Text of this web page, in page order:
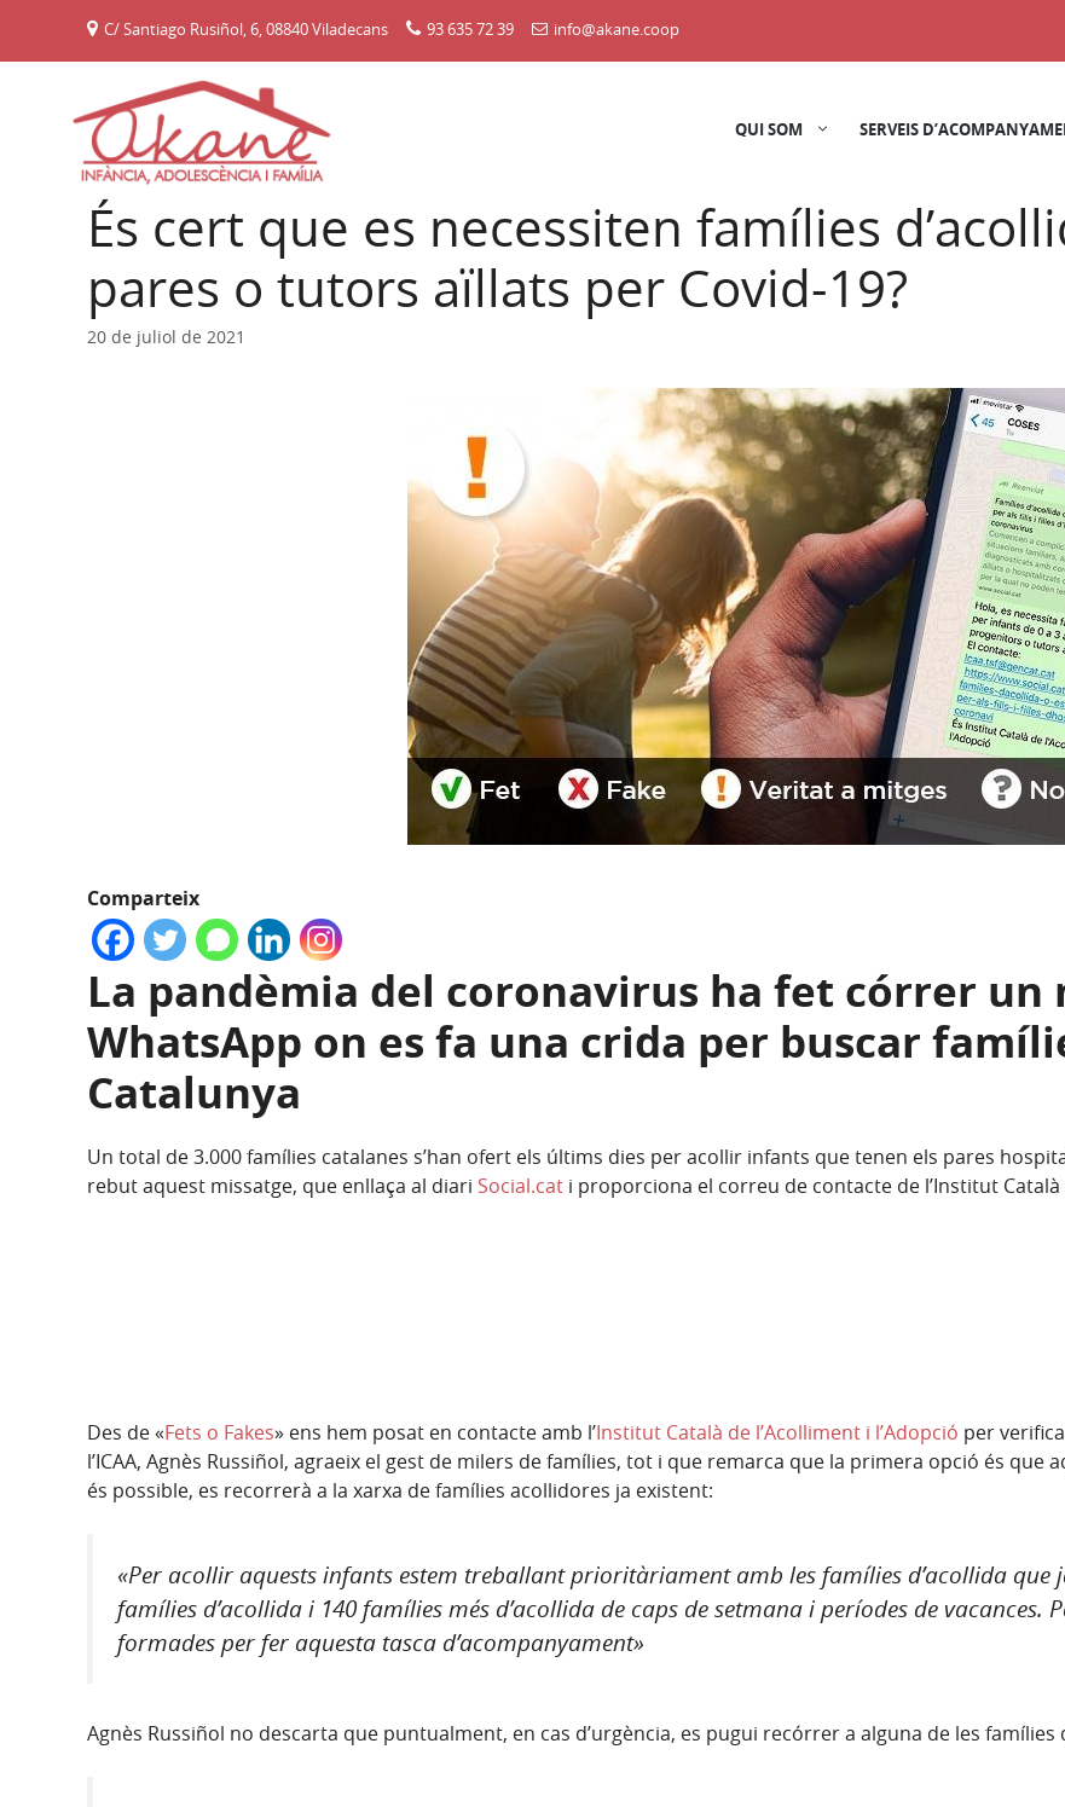
C/ Santiago Rusiñol, 6, 08840 Viladecans 93 635 72 39 info@akane.coop
QUI SOM SERVEIS
És cert que es necessiten famílies
pares o tutors aïllats per Covid-19?
20 de juliol de 2021
Comparteix
La pandèmia del coronavirus ha fet córrer un
WhatsApp on es fa una crida per buscar
Catalunya
Un total de 3.000 famílies catalanes s’han ofert els últims dies per acollir infants que tenen els pares
rebut aquest missatge, que enllaça al diari Social.cat i proporciona el correu de contacte de l’Institut Català
Des de «Fets o Fakes» ens hem posat en contacte amb l’Institut Català de l’Acolliment i l’Adopció per
l’ICAA, Agnès Russiñol, agraeix el gest de milers de famílies, tot i que remarca que la primera opció és
és possible, es recorrerà a la xarxa de famílies acollidores ja existent:
«Per acollir aquests infants estem treballant prioritàriament amb les famílies d’acollida que
famílies d’acollida i 140 famílies més d’acollida de caps de setmana i períodes de
formades per fer aquesta tasca d’acompanyament»
Agnès Russiñol no descarta que puntualment, en cas d’urgència, es pugui recórrer a alguna de les famílies